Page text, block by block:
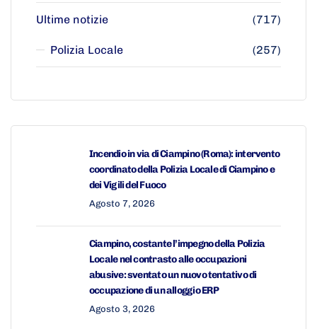
Ultime notizie (717)
Polizia Locale (257)
Incendio in via di Ciampino (Roma): intervento
coordinato della Polizia Locale di Ciampino e
dei Vigili del Fuoco
Agosto 7, 2026
Ciampino, costante l’impegno della Polizia
Locale nel contrasto alle occupazioni
abusive: sventato un nuovo tentativo di
occupazione di un alloggio ERP
Agosto 3, 2026